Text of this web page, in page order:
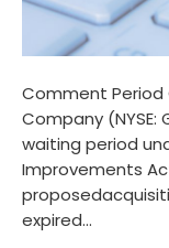
Comment Period
Company
waiting period
Improvements
expired...